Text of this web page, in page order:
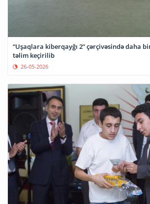
“Uşaqlara kiberqayğı 2” çərçivəsində daha
təlim keçirilib
26-05-2026